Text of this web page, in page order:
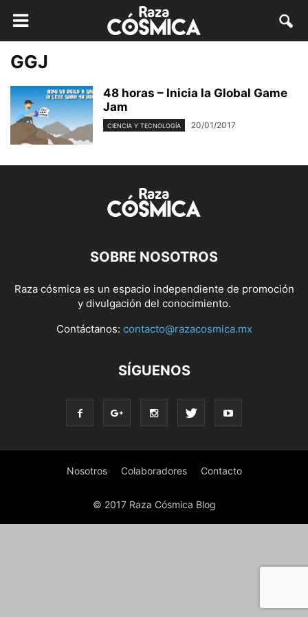
GGJ
48 horas – Inicia la Global Game
Jam
CIENCIA Y TECNOLOGÍA 20/01/2017
SOBRE NOSOTROS
Raza cósmica es un espacio independiente de promoción
y divulgación del conocimiento.
Contáctanos: contacto@razacosmica.mx
SÍGUENOS
Nosotros Colaboradores Contacto
© 2017 Raza Cósmica Blog